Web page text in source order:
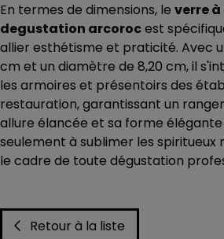
En termes de dimensions, le verre à
degustation arcorocest
allier esthétisme et praticité. Avec
cm et un diamètre de 8,20 cm, il
les armoires et présentoirs des
restauration, garantissant un
allure élancée et sa forme
seulement à sublimer les spiritueux
le cadre de toute dégustation
Retour à la liste